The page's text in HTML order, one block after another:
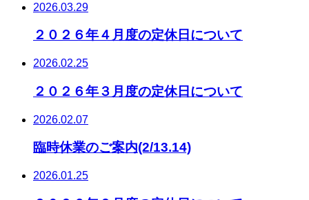
2026.03.29
２０２６年４月度の定休日について
2026.02.25
２０２６年３月度の定休日について
2026.02.07
臨時休業のご案内(2/13.14)
2026.01.25